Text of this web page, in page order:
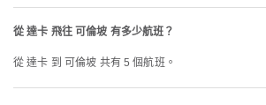
從 達卡 飛往 可倫坡 有多少航班？
從 達卡 到 可倫坡 共有 5 個航班。